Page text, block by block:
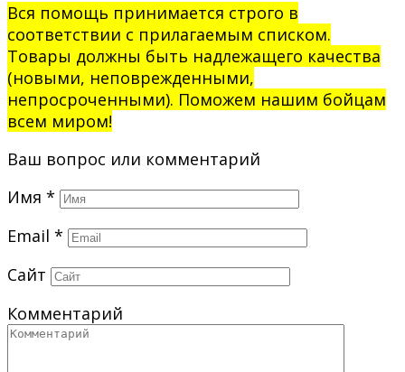
Вся помощь принимается строго в
соответствии с прилагаемым списком.
Товары должны быть надлежащего качества
(новыми, неповрежденными,
непросроченными). Поможем нашим бойцам
всем миром!
Ваш вопрос или комментарий
Имя *
Email *
Сайт
Комментарий